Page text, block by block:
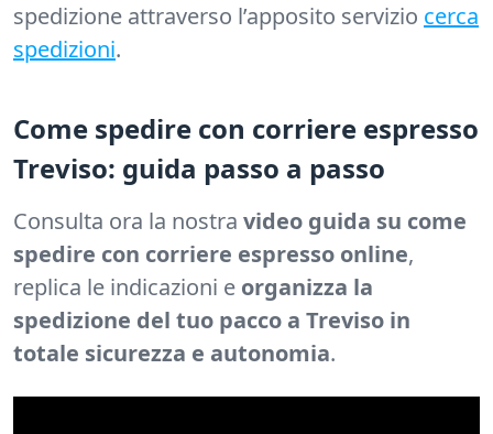
spedizione attraverso l’apposito servizio cerca
spedizioni.
Come spedire con corriere espresso
Treviso: guida passo a passo
Consulta ora la nostra video guida su come
spedire con corriere espresso online,
replica le indicazioni e organizza la
spedizione del tuo pacco a Treviso in
totale sicurezza e autonomia.